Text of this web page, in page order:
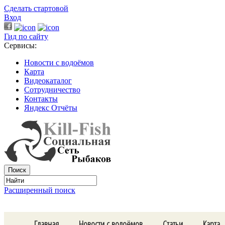
Сделать стартовой
Вход
Гид по сайту
Сервисы:
Новости с водоёмов
Карта
Видеокаталог
Сотрудничество
Контакты
Яндекс Отчёты
Расширенный поиск